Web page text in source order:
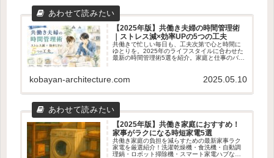
【2025年版】共働き夫婦の時間管理術
｜ストレス減×効率UPの5つの工夫
共働きで忙しい毎日も、工夫次第で心と時間に
ゆとりを。2025年のライフスタイルに合わせた
最新の時間管理術5選を紹介。家庭と仕事のバラ
kobayan-architecture.com 2025.05.10
【2025年版】共働き家庭におすすめ！
家事がラクになる時短家電5選
共働き家庭の負担を減らすための最新家事ラク
家電を厳選紹介！洗濯乾燥機・食洗機・自動調
理鍋・ロボット掃除機・スマート家電ハブな